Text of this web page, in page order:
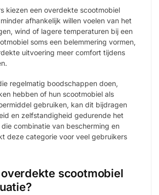
kiezen een overdekte scootmobiel
afhankelijk willen voelen van het
wind of lagere temperaturen bij een
soms een belemmering vormen,
uitvoering meer comfort tijdens
regelmatig boodschappen doen,
hebben of hun scootmobiel als
gebruiken, kan dit bijdragen
en zelfstandigheid gedurende het
die combinatie van bescherming en
deze categorie voor veel gebruikers
overdekte scootmobiel